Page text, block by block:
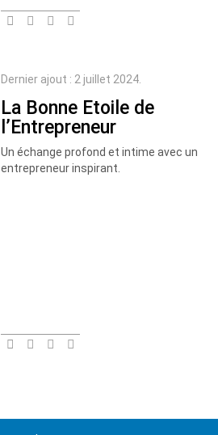
Dernier ajout : 2 juillet 2024.
La Bonne Etoile de
l’Entrepreneur
Un échange profond et intime avec un
entrepreneur inspirant.